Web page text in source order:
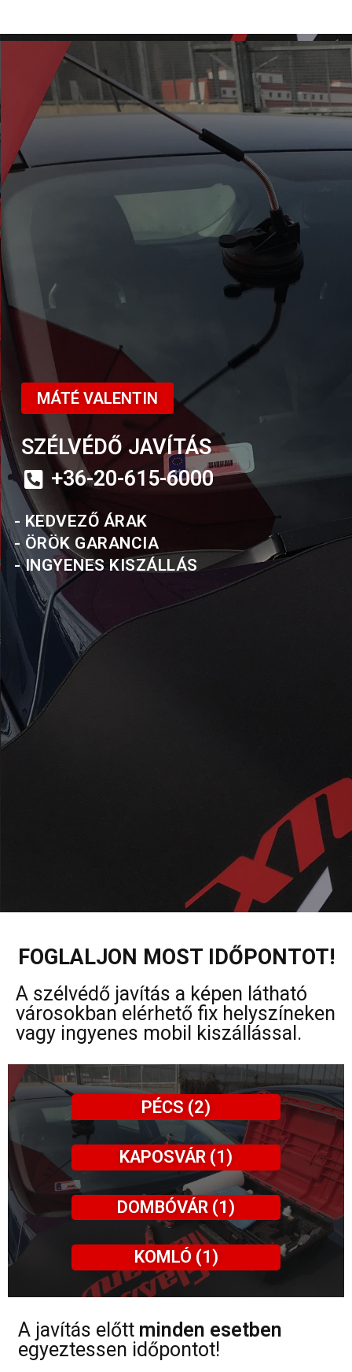
MÁTÉ VALENTIN
SZÉLVÉDŐ JAVÍTÁS
+36-20-615-6000
- KEDVEZŐ ÁRAK
- ÖRÖK GARANCIA
- INGYENES KISZÁLLÁS
FOGLALJON MOST IDŐPONTOT!
A szélvédő javítás a képen látható
városokban elérhető fix helyszíneken
vagy ingyenes mobil kiszállással.
PÉCS (2)
KAPOSVÁR (1)
DOMBÓVÁR (1)
KOMLÓ (1)
A javítás előtt minden esetben
egyeztessen időpontot!